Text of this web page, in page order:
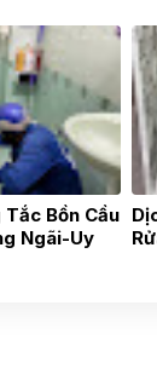
Bồn Cầu
Ngãi-Uy